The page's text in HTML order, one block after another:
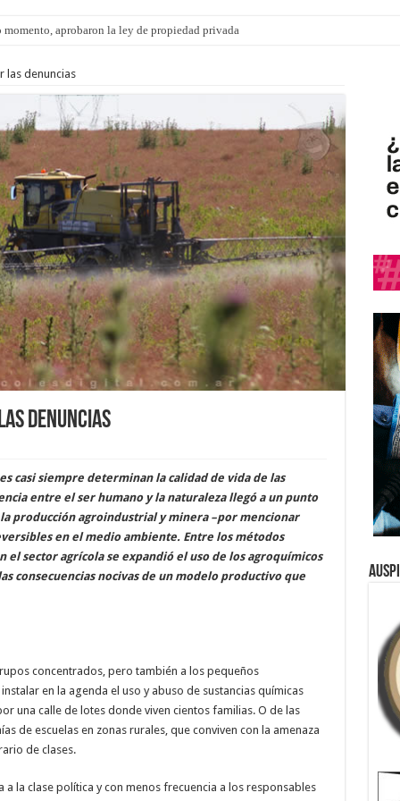
aprobaron la ley de propiedad privada
las denuncias
denuncias
casi siempre determinan la calidad de vida de las
entre el ser humano y la naturaleza llegó a un punto
producción agroindustrial y minera –por mencionar
en el medio ambiente. Entre los métodos
sector agrícola se expandió el uso de los agroquímicos
consecuencias nocivas de un modelo productivo que
concentrados, pero también a los pequeños
en la agenda el uso y abuso de sustancias químicas
una calle de lotes donde viven cientos familias. O de las
de escuelas en zonas rurales, que conviven con la amenaza
de clases.
la clase política y con menos frecuencia a los responsables